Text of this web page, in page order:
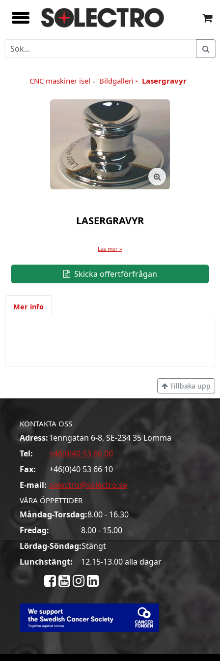
CNC maskiner isel» Bildgalleri Lasergravyr
LASERGRAVYR
Läs mer »
Skicka offertförfrågan
Mer info
Tillbaka upp
KONTAKTA OSS
Adress:Tenngatan 6-8, SE-234 35 Lomma
Tel:
+46(0)40 53 66 00
Fax:
+46(0)40 53 66 10
E-mail: solectro@solectro.se
VÅRA ÖPPETTIDER
Måndag-Torsdag:8.00 - 16.30
Fredag:
8.00 - 15.00
Lördag-Söndag:Stängt
Lunchstängt:
12.15-13.00 alla dagar